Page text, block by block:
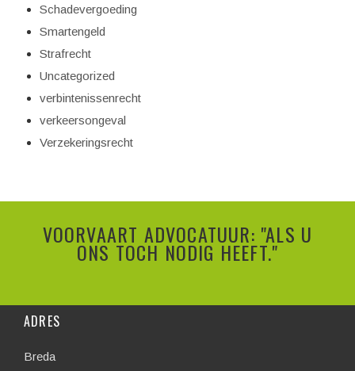
Schadevergoeding
Smartengeld
Strafrecht
Uncategorized
verbintenissenrecht
verkeersongeval
Verzekeringsrecht
VOORVAART ADVOCATUUR: "ALS U
ONS TOCH NODIG HEEFT."
ADRES
Breda